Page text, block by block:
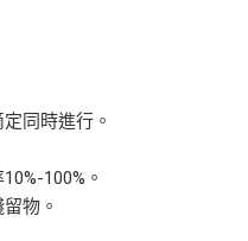
同時進行。
100%。
物。